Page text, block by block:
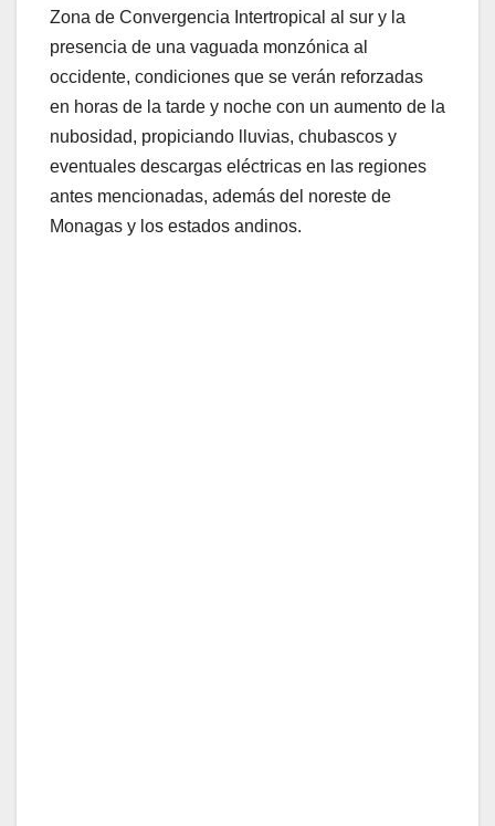
Zona de Convergencia Intertropical al sur y la
presencia de una vaguada monzónica al
occidente, condiciones que se verán reforzadas
en horas de la tarde y noche con un aumento de la
nubosidad, propiciando lluvias, chubascos y
eventuales descargas eléctricas en las regiones
antes mencionadas, además del noreste de
Monagas y los estados andinos.